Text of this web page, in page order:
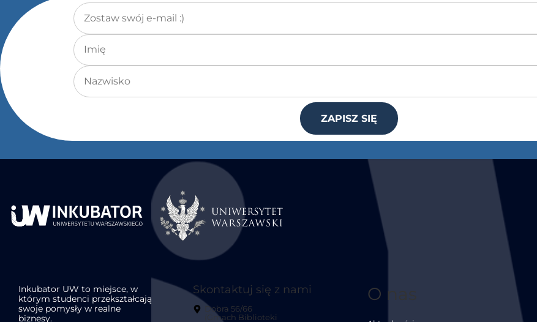
Adres e-mail*
Imię
Nazwisko
ZAPISZ SIĘ
Inkubator UW to miejsce, w
którym studenci przekształcają
swoje pomysły w realne
biznesy.
Skontaktuj się z nami
Dobra 56/66
(Gmach Biblioteki
O nas